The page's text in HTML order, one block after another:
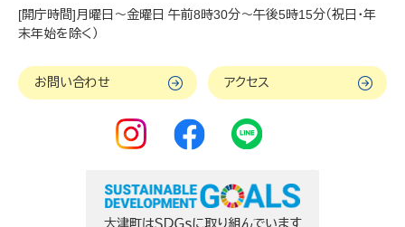
[開庁時間]月曜日～金曜日 午前8時30分～午後5時15分（祝日・年
末年始を除く）
お問い合わせ アクセス